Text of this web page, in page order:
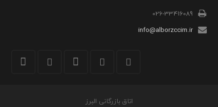
026-33416089
info@alborzccim.ir
اتاق بازرگانی البرز